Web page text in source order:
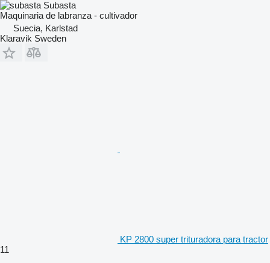
Subasta
Maquinaria de labranza - cultivador
Suecia, Karlstad
Klaravik Sweden
KP 2800 super trituradora para tractor
11